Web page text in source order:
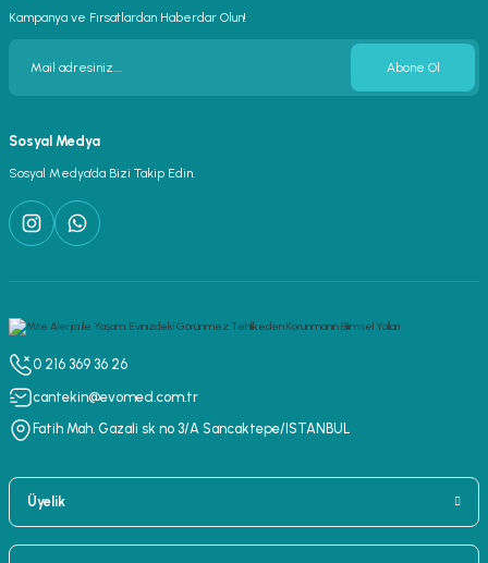
Kampanya ve Fırsatlardan Haberdar Olun!
Abone Ol
Sosyal Medya
Sosyal Medya’da Bizi Takip Edin.
0 216 369 36 26
cantekin@evomed.com.tr
Fatih Mah. Gazali sk no 3/A Sancaktepe/ISTANBUL
Üyelik